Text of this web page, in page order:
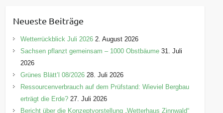
g
o
r
e
n
Neueste Beiträge
Wetterrückblick Juli 2026 2. August 2026
Sachsen pflanzt gemeinsam – 1000 Obstbäume 31. Juli
2026
Grünes Blätt’l 08/2026 28. Juli 2026
Ressourcenverbrauch auf dem Prüfstand: Wieviel Bergbau
erträgt die Erde? 27. Juli 2026
Bericht über die Konzeptvorstellung „Wetterhaus Zinnwald“